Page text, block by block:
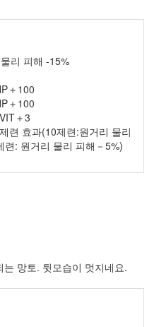
리 피해 -15%
＋100
＋100
＋3
련 효과(10제련:원거리 물리
련: 원거리 물리 피해－5%)
망토. 뒷모습이 멋지네요.